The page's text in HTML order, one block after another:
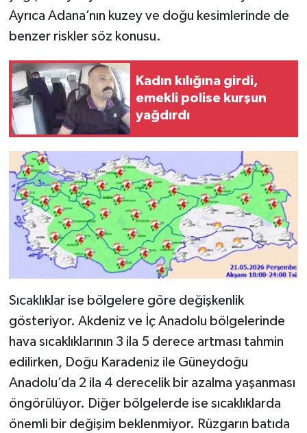
Ayrıca Adana’nın kuzey ve doğu kesimlerinde de
benzer riskler söz konusu.
Kadın kılığına girdi,
emekli polise kurşun
yağdırdı
Sıcaklıklar ise bölgelere göre değişkenlik
gösteriyor. Akdeniz ve İç Anadolu bölgelerinde
hava sıcaklıklarının 3 ila 5 derece artması tahmin
edilirken, Doğu Karadeniz ile Güneydoğu
Anadolu’da 2 ila 4 derecelik bir azalma yaşanması
öngörülüyor. Diğer bölgelerde ise sıcaklıklarda
önemli bir değişim beklenmiyor. Rüzgarın batıda